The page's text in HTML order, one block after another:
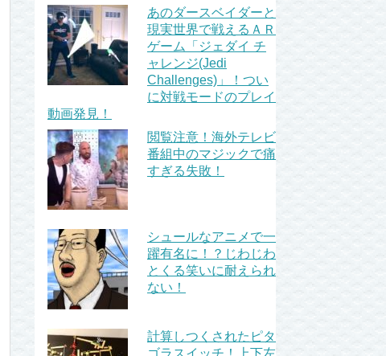
あのダースベイダーと
現実世界で戦えるＡＲ
ゲーム「ジェダイ チ
ャレンジ(Jedi
Challenges)」！つい
に対戦モードのプレイ
動画発見！
閲覧注意！海外テレビ
番組中のマジックで痛
すぎる失敗！
シュールなアニメで一
躍有名に！？じわじわ
とくる笑いに耐えられ
ない！
計算しつくされたピタ